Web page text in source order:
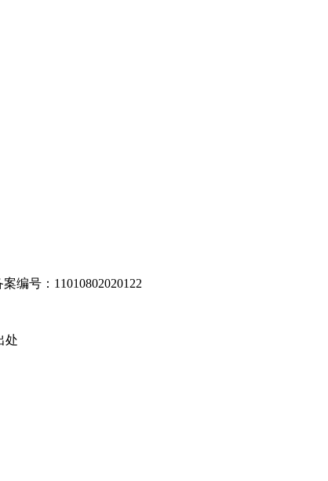
编号：11010802020122
处